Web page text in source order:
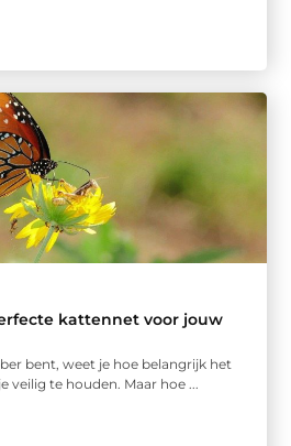
kattennet voor jouw
bent, weet je hoe belangrijk het
veilig te houden. Maar hoe ...